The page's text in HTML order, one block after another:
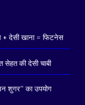
खाना = फिटनेस
सेहत की देसी चाबी
शुगर” का उपयोग